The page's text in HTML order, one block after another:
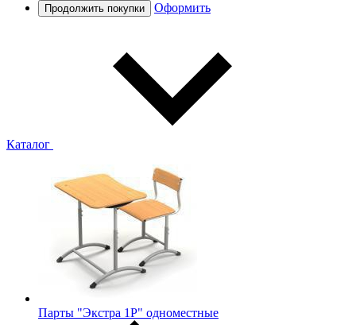
Продолжить покупки Оформить
Каталог
Парты "Экстра 1Р" одноместные